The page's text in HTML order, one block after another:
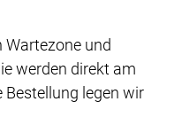
Wartezone und
werden direkt am
legen wir